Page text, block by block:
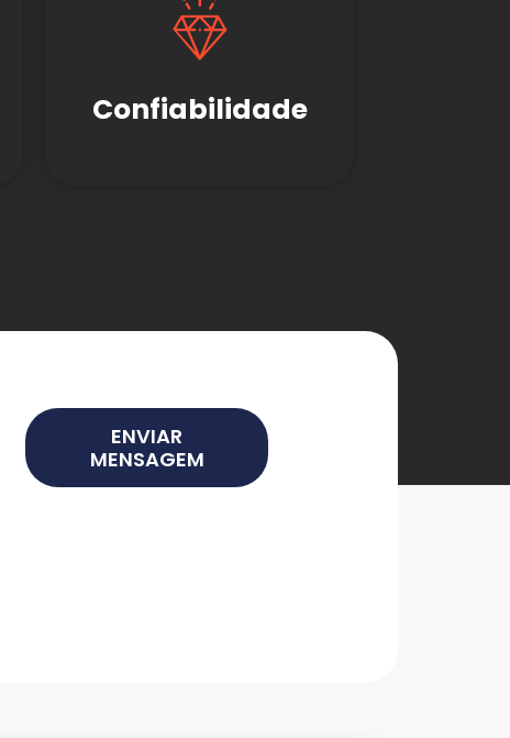
Confiabilidade
ENVIAR
MENSAGEM